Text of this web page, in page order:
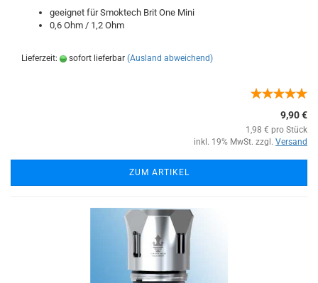
geeignet für Smoktech Brit One Mini
0,6 Ohm / 1,2 Ohm
Lieferzeit: sofort lieferbar (Ausland abweichend)
9,90 €
1,98 € pro Stück
inkl. 19% MwSt. zzgl. Versand
ZUM ARTIKEL